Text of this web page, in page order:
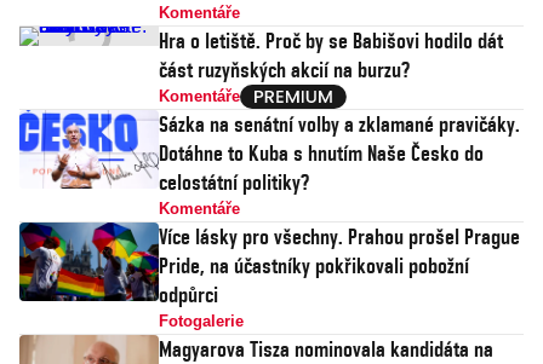
Komentáře
Hra o letiště. Proč by se Babišovi hodilo dát
část ruzyňských akcií na burzu?
Komentáře
Sázka na senátní volby a zklamané pravičáky.
Dotáhne to Kuba s hnutím Naše Česko do
celostátní politiky?
Komentáře
Více lásky pro všechny. Prahou prošel Prague
Pride, na účastníky pokřikovali pobožní
odpůrci
Fotogalerie
Magyarova Tisza nominovala kandidáta na